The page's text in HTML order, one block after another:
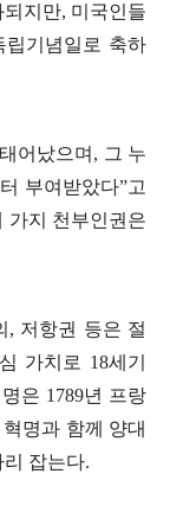
지만, 미국인들
기념일로 축하
어났으며, 그 누
부여받았다”고
가지 천부인권은
, 저항권 등은 절
가치로 18세기
은 1789년 프랑
명과 함께 양대
잡는다.